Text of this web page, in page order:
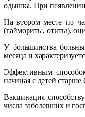
одышка. При появлении
На втором месте по
(гаймориты, отиты),
У большинства
месяца и
Эффективным
начиная с детей старше
Вакцинация
числа заболевших и